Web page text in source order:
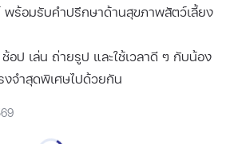
ร้อมรับคำปรึกษาด้านสุขภาพสัตว์เลี้ยง
อป เล่น ถ่ายรูป และใช้เวลาดี ๆ กับน้อง
จำสุดพิเศษไปด้วยกัน